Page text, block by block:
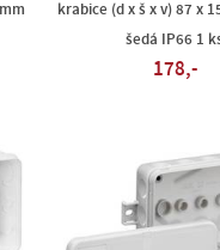
krabice (d x š x v) 87 x
šedá IP66 1
178,-